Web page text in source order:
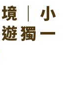
｜小
獨一